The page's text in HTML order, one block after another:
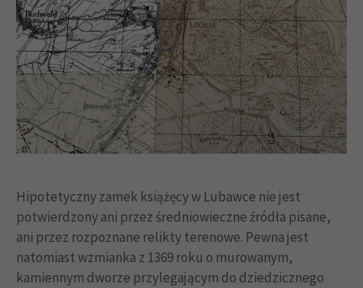
Hipotetyczny zamek książęcy w Lubawce nie jest
potwierdzony ani przez średniowieczne źródła pisane,
ani przez rozpoznane relikty terenowe. Pewna jest
natomiast wzmianka z 1369 roku o murowanym,
kamiennym dworze przylegającym do dziedzicznego